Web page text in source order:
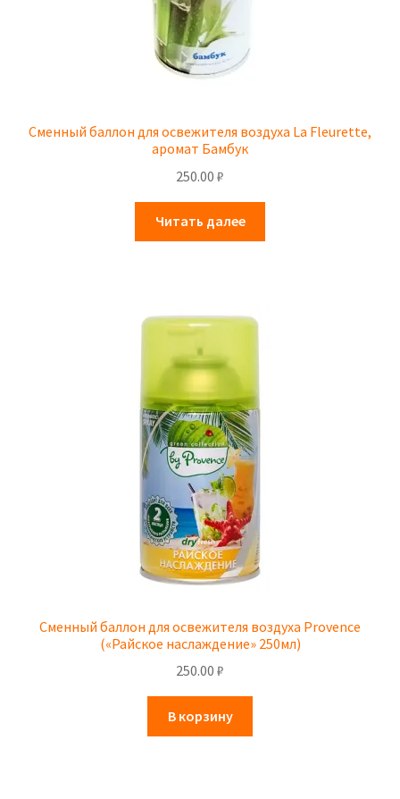
Сменный баллон для освежителя воздуха La Fleurette,
аромат Бамбук
250.00 ₽
Читать далее
Сменный баллон для освежителя воздуха Provence
(«Райское наслаждение» 250мл)
250.00 ₽
В корзину